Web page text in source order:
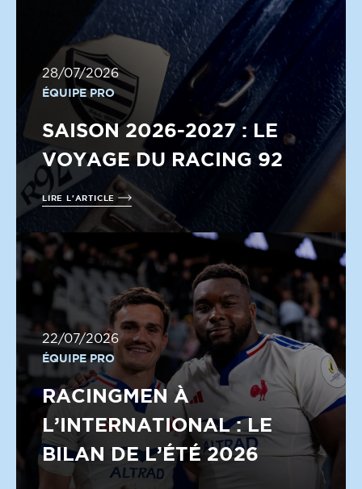
28/07/2026
ÉQUIPE PRO
SAISON 2026-2027 : LE
VOYAGE DU RACING 92
LIRE L'ARTICLE
22/07/2026
ÉQUIPE PRO
RACINGMEN À
L’INTERNATIONAL : LE
BILAN DE L’ÉTÉ 2026